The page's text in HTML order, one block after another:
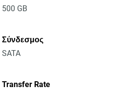
500 GB
Σύνδεσμος
SATA
Transfer Rate